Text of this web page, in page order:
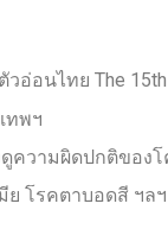
ไทย The 15th
ทพฯ
ความผิดปกติขอ
ย โรคตาบอดสี